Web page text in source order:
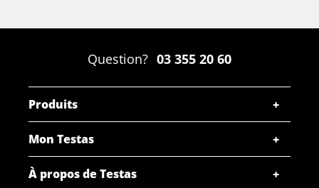
Question? 03 355 20 60
Produits
Mon Testas
À propos de Testas